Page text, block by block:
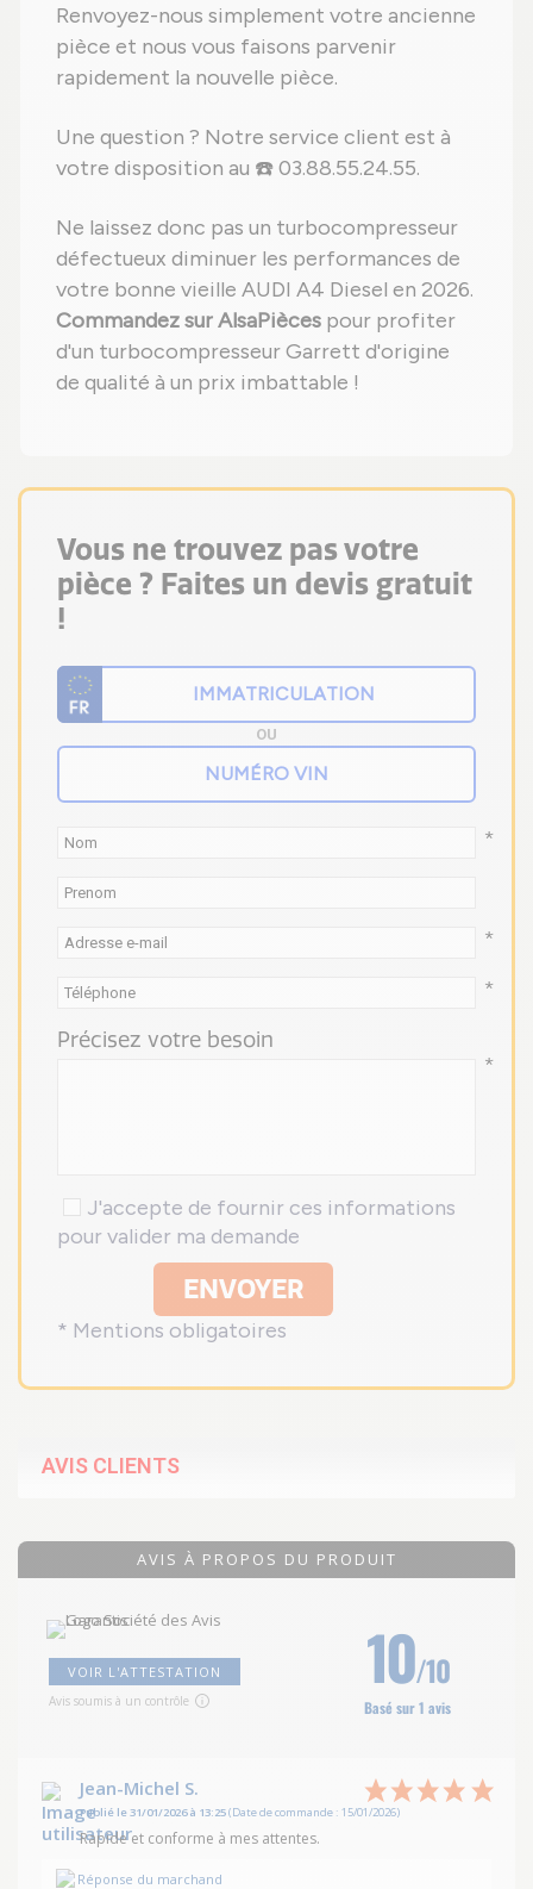
Renvoyez-nous simplement votre ancienne
pièce et nous vous faisons parvenir
rapidement la nouvelle pièce.
Une question ? Notre service client est à
votre disposition au ☎️ 03.88.55.24.55.
Ne laissez donc pas un turbocompresseur
défectueux diminuer les performances de
votre bonne vieille AUDI A4 Diesel en 2026.
Commandez sur AlsaPièces pour profiter
d'un turbocompresseur Garrett d'origine
de qualité à un prix imbattable !
Vous ne trouvez pas votre
pièce ? Faites un devis gratuit
!
OU
*
*
*
Précisez votre besoin
*
J'accepte de fournir ces informations
pour valider ma demande
ENVOYER
* Mentions obligatoires
AVIS CLIENTS
AVIS À PROPOS DU PRODUIT
VOIR L'ATTESTATION
Avis soumis à un contrôle
10/10
Basé sur 1 avis
Jean-Michel S.
Publié le 31/01/2026 à 13:25(Date de commande : 15/01/2026)
Rapide et conforme à mes attentes.
Réponse du marchand